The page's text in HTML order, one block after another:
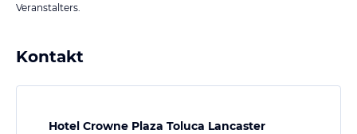
Veranstalters.
Kontakt
Hotel Crowne Plaza Toluca Lancaster